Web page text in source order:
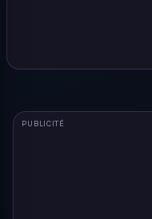
PUBLICITÉ